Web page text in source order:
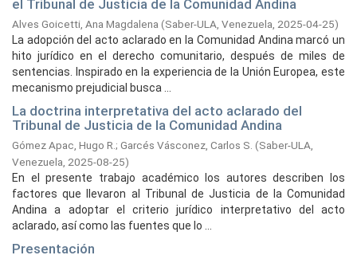
el Tribunal de Justicia de la Comunidad Andina
Alves Goicetti, Ana Magdalena (Saber-ULA, Venezuela, 2025-04-25)
La adopción del acto aclarado en la Comunidad Andina marcó un
hito jurídico en el derecho comunitario, después de miles de
sentencias. Inspirado en la experiencia de la Unión Europea, este
mecanismo prejudicial busca ...
La doctrina interpretativa del acto aclarado del
Tribunal de Justicia de la Comunidad Andina
Gómez Apac, Hugo R. ; Garcés Vásconez, Carlos S. (Saber-ULA,
Venezuela, 2025-08-25)
En el presente trabajo académico los autores describen los
factores que llevaron al Tribunal de Justicia de la Comunidad
Andina a adoptar el criterio jurídico interpretativo del acto
aclarado, así como las fuentes que lo ...
Presentación